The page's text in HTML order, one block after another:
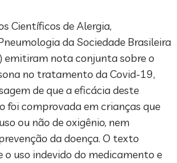
Científicos de Alergia,
da Sociedade Brasileira
emitiram nota conjunta sobre o
no tratamento da Covid-19,
de que a eficácia deste
foi comprovada em crianças que
ou não de oxigênio, nem
da doença. O texto
o uso indevido do medicamento e